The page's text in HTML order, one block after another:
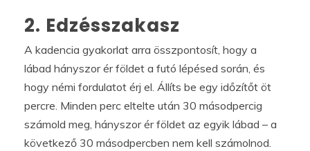
2. Edzésszakasz
A kadencia gyakorlat arra összpontosít, hogy a
lábad hányszor ér földet a futó lépésed során, és
hogy némi fordulatot érj el. Állíts be egy időzítőt öt
percre. Minden perc eltelte után 30 másodpercig
számold meg, hányszor ér földet az egyik lábad – a
következő 30 másodpercben nem kell számolnod.